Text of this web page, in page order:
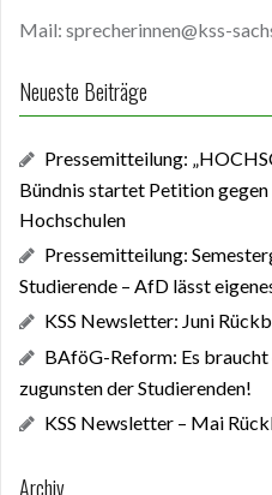
Mail: sprecherinnen@kss-
Neueste Beiträge
Pressemitteilung:
Bündnis startet Petition gegen
Hochschulen
Pressemitteilung:
Studierende – AfD lässt
KSS Newsletter: Juni
BAföG-Reform: Es braucht
zugunsten der Studierenden!
KSS Newsletter – Mai
Archiv